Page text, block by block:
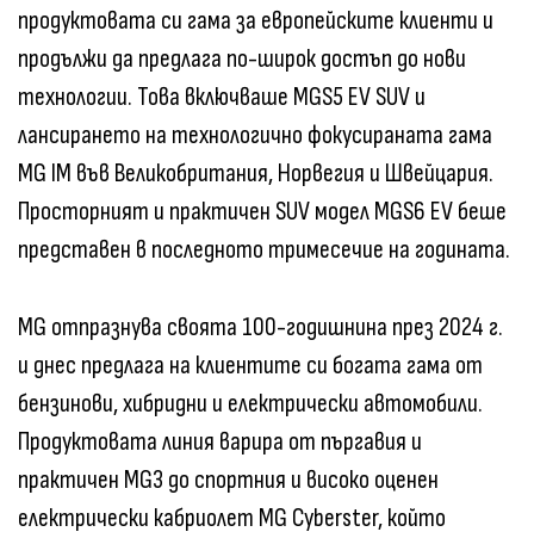
продуктовата си гама за европейските клиенти и
продължи да предлага по-широк достъп до нови
технологии. Това включваше MGS5 EV SUV и
лансирането на технологично фокусираната гама
MG IM във Великобритания, Норвегия и Швейцария.
Просторният и практичен SUV модел MGS6 EV беше
представен в последното тримесечие на годината.
MG отпразнува своята 100-годишнина през 2024 г.
и днес предлага на клиентите си богата гама от
бензинови, хибридни и електрически автомобили.
Продуктовата линия варира от пъргавия и
практичен MG3 до спортния и високо оценен
електрически кабриолет MG Cyberster, който